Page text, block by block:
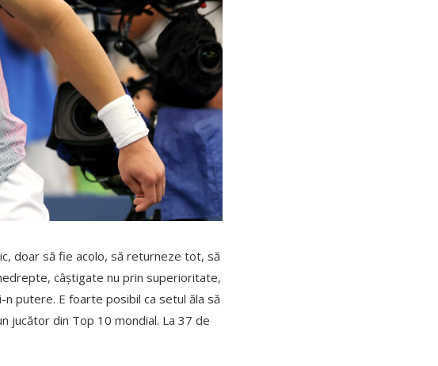
doar să fie acolo, să returneze tot, să
câștigate nu prin superioritate,
putere. E foarte posibil ca setul ăla să
jucător din Top 10 mondial. La 37 de